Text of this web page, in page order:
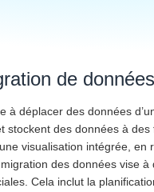
de
à déplacer des données
stockent des données à
visualisation intégrée,
des données vise
Cela inclut la